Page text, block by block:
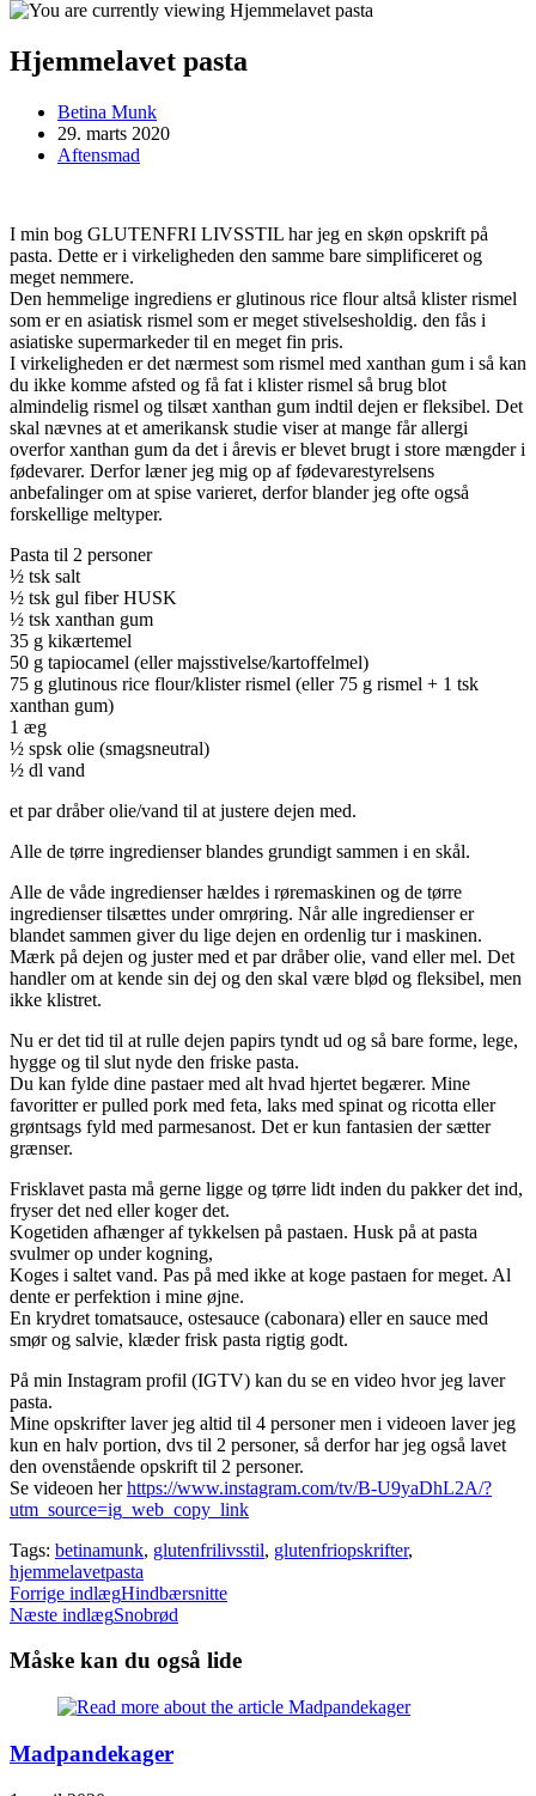
Hjemmelavet pasta
Post
author:
Betina Munk
Post
published:
29. marts 2020
Post
Aftensmad
I min bog GLUTENFRI LIVSSTIL har jeg en skøn opskrift på
pasta. Dette er i virkeligheden den samme bare simplificeret og
meget nemmere.
Den hemmelige ingrediens er glutinous rice flour altså klister rismel
som er en asiatisk rismel som er meget stivelsesholdig. den fås i
asiatiske supermarkeder til en meget fin pris.
I virkeligheden er det nærmest som rismel med xanthan gum i så kan
du ikke komme afsted og få fat i klister rismel så brug blot
almindelig rismel og tilsæt xanthan gum indtil dejen er fleksibel. Det
skal nævnes at et amerikansk studie viser at mange får allergi
overfor xanthan gum da det i årevis er blevet brugt i store mængder i
fødevarer. Derfor læner jeg mig op af fødevarestyrelsens
anbefalinger om at spise varieret, derfor blander jeg ofte også
forskellige meltyper.
Pasta til 2 personer
½ tsk salt
½ tsk gul fiber HUSK
½ tsk xanthan gum
35 g kikærtemel
50 g tapiocamel (eller majsstivelse/kartoffelmel)
75 g glutinous rice flour/klister rismel (eller 75 g rismel + 1 tsk
xanthan gum)
1 æg
½ spsk olie (smagsneutral)
½ dl vand
et par dråber olie/vand til at justere dejen med.
Alle de tørre ingredienser blandes grundigt sammen i en skål.
Alle de våde ingredienser hældes i røremaskinen og de tørre
ingredienser tilsættes under omrøring. Når alle ingredienser er
blandet sammen giver du lige dejen en ordenlig tur i maskinen.
Mærk på dejen og juster med et par dråber olie, vand eller mel. Det
handler om at kende sin dej og den skal være blød og fleksibel, men
ikke klistret.
Nu er det tid til at rulle dejen papirs tyndt ud og så bare forme, lege,
hygge og til slut nyde den friske pasta.
Du kan fylde dine pastaer med alt hvad hjertet begærer. Mine
favoritter er pulled pork med feta, laks med spinat og ricotta eller
grøntsags fyld med parmesanost. Det er kun fantasien der sætter
grænser.
Frisklavet pasta må gerne ligge og tørre lidt inden du pakker det ind,
fryser det ned eller koger det.
Kogetiden afhænger af tykkelsen på pastaen. Husk på at pasta
svulmer op under kogning,
Koges i saltet vand. Pas på med ikke at koge pastaen for meget. Al
dente er perfektion i mine øjne.
En krydret tomatsauce, ostesauce (cabonara) eller en sauce med
smør og salvie, klæder frisk pasta rigtig godt.
På min Instagram profil (IGTV) kan du se en video hvor jeg laver
pasta.
Mine opskrifter laver jeg altid til 4 personer men i videoen laver jeg
kun en halv portion, dvs til 2 personer, så derfor har jeg også lavet
den ovenstående opskrift til 2 personer.
Se videoen herhttps://www.instagram.com/tv/B-U9yaDhL2A/?
utm_source=ig_web_copy_link
Tags: betinamunk, glutenfrilivsstil, glutenfriopskrifter,
hjemmelavetpasta
Read
more
articles
Forrige indlægHindbærsnitte
Næste indlægSnobrød
Måske kan du også lide
Madpandekager